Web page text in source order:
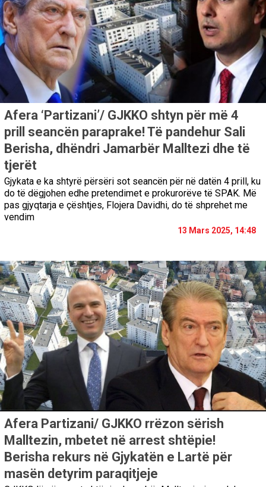
Afera ‘Partizani’/ GJKKO shtyn për më 4
prill seancën paraprake! Të pandehur Sali
Berisha, dhëndri Jamarbër Malltezi dhe të
tjerët
Gjykata e ka shtyrë përsëri sot seancën për në datën 4 prill, ku
do të dëgjohen edhe pretendimet e prokurorëve të SPAK. Më
pas gjyqtarja e çështjes, Flojera Davidhi, do të shprehet me
vendim
13 Mars 2025, 14:48
Afera Partizani/ GJKKO rrëzon sërish
Malltezin, mbetet në arrest shtëpie!
Berisha rekurs në Gjykatën e Lartë për
masën detyrim paraqitjeje